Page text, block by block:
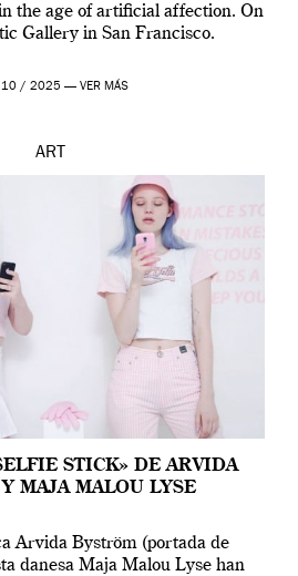
the age of artificial affection. On
Gallery in San Francisco.
/ 2025 — VER MÁS
ART
STICK» DE ARVIDA
MAJA MALOU LYSE
Arvida Byström (portada de
danesa Maja Malou Lyse han